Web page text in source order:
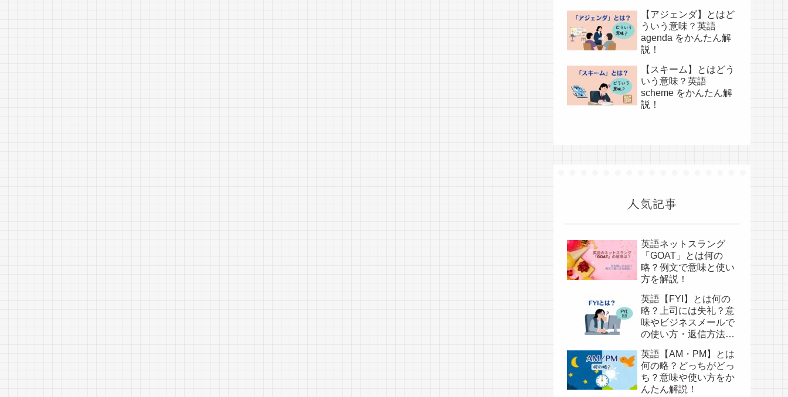
【アジェンダ】とはど
ういう意味？英語
agenda をかんたん解
説！
【スキーム】とはどう
いう意味？英語
scheme をかんたん解
説！
人気記事
英語ネットスラング
「GOAT」とは何の
略？例文で意味と使い
方を解説！
英語【FYI】とは何の
略？上司には失礼？意
味やビジネスメールで
の使い方・返信方法を
英語【AM・PM】とは
何の略？どっちがどっ
ち？意味や使い方をか
んたん解説！